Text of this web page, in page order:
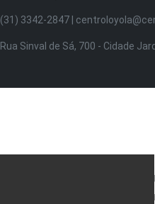
(31) 3342-2847 |
Rua Sinval de Sá, 700 - Cidade